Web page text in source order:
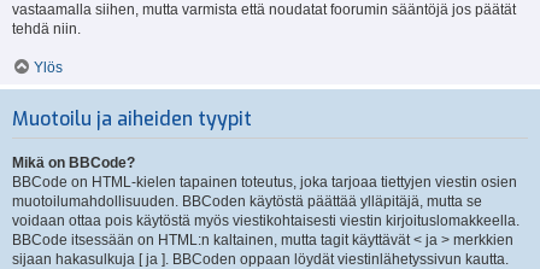
vastaamalla siihen, mutta varmista että noudatat foorumin sääntöjä jos päätät
tehdä niin.
Ylös
Muotoilu ja aiheiden tyypit
Mikä on BBCode?
BBCode on HTML-kielen tapainen toteutus, joka tarjoaa tiettyjen viestin osien
muotoilumahdollisuuden. BBCoden käytöstä päättää ylläpitäjä, mutta se
voidaan ottaa pois käytöstä myös viestikohtaisesti viestin kirjoituslomakkeella.
BBCode itsessään on HTML:n kaltainen, mutta tagit käyttävät < ja > merkkien
sijaan hakasulkuja [ ja ]. BBCoden oppaan löydät viestinlähetyssivun kautta.